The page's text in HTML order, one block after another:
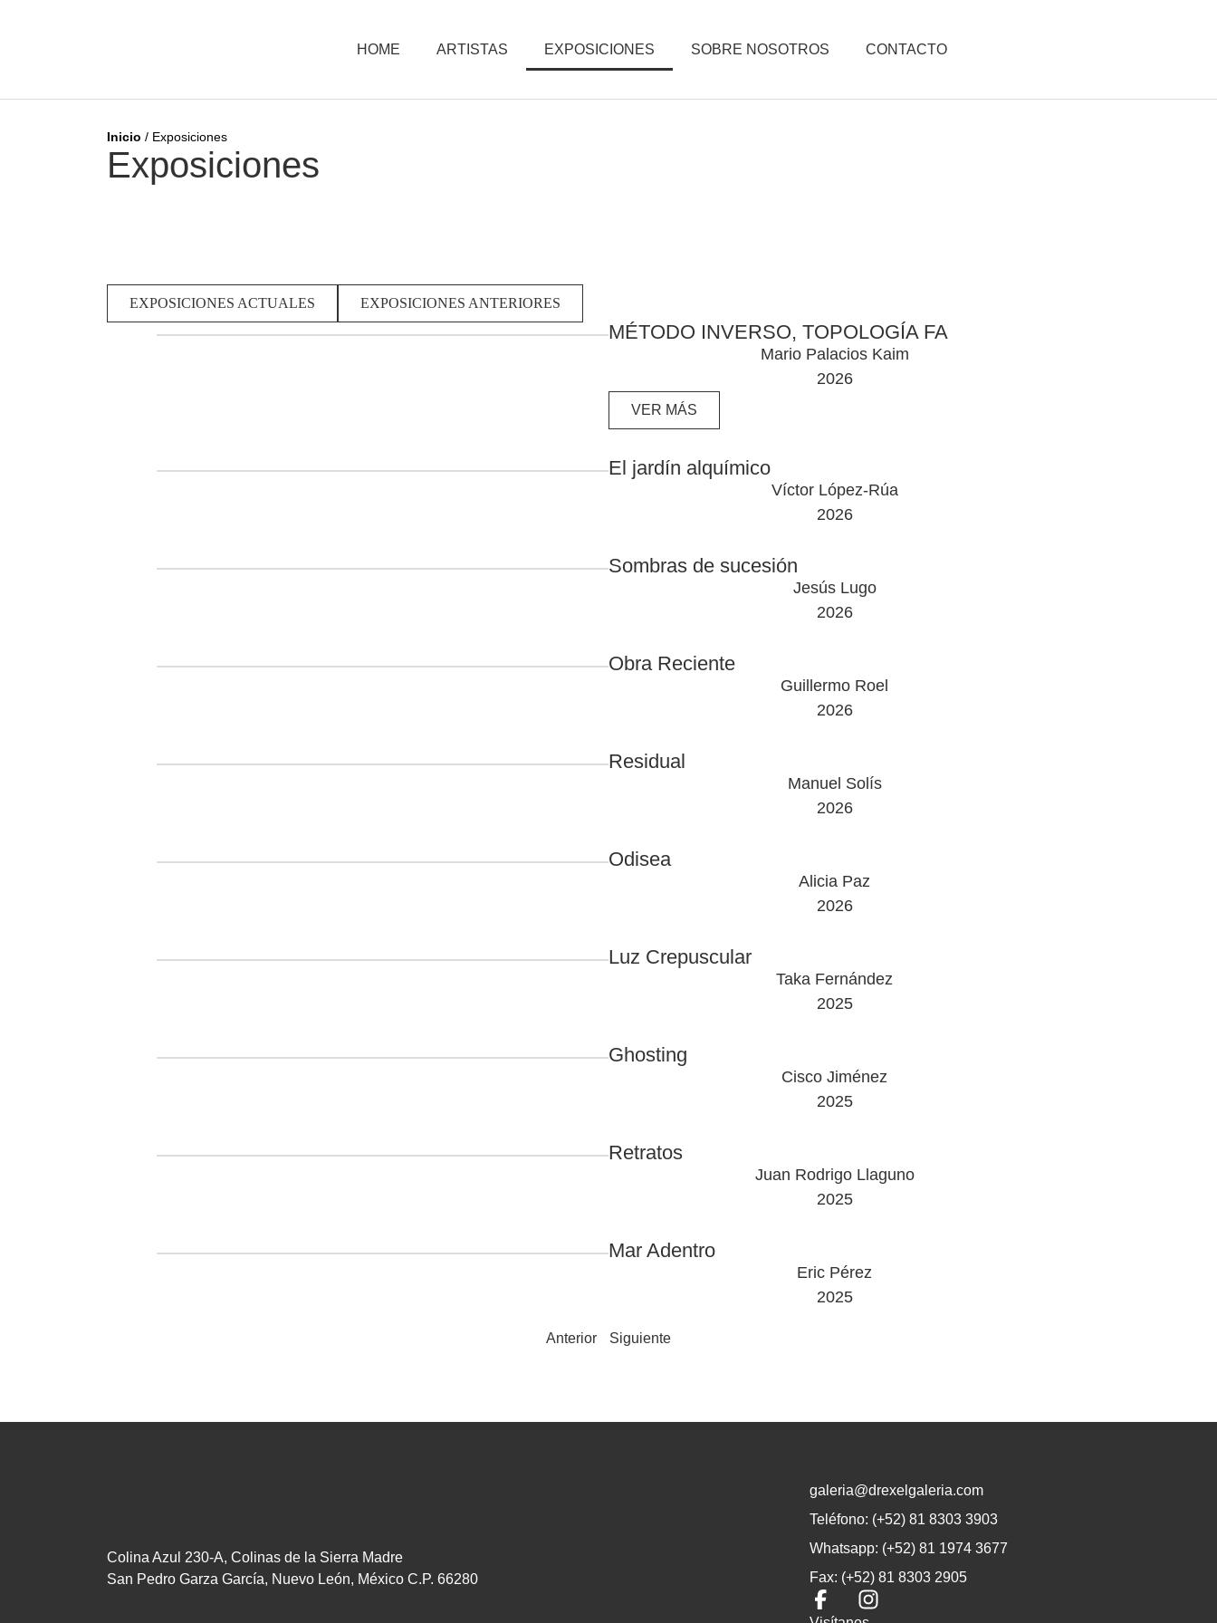
HOME ARTISTAS EXPOSICIONES SOBRE NOSOTROS CONTACTO
Inicio / Exposiciones
Exposiciones
EXPOSICIONES ACTUALES EXPOSICIONES ANTERIORES
MÉTODO INVERSO, TOPOLOGÍA FA
Mario Palacios Kaim
2026
VER MÁS
El jardín alquímico
Víctor López-Rúa
2026
Sombras de sucesión
Jesús Lugo
2026
Obra Reciente
Guillermo Roel
2026
Residual
Manuel Solís
2026
Odisea
Alicia Paz
2026
Luz Crepuscular
Taka Fernández
2025
Ghosting
Cisco Jiménez
2025
Retratos
Juan Rodrigo Llaguno
2025
Mar Adentro
Eric Pérez
2025
Anterior Siguiente
Colina Azul 230-A, Colinas de la Sierra Madre
San Pedro Garza García, Nuevo León, México C.P. 66280
galeria@drexelgaleria.com
Teléfono: (+52) 81 8303 3903
Whatsapp: (+52) 81 1974 3677
Fax: (+52) 81 8303 2905